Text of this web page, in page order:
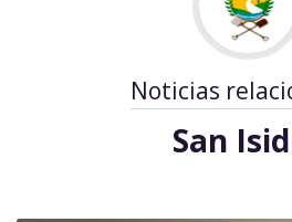
Noticias
San